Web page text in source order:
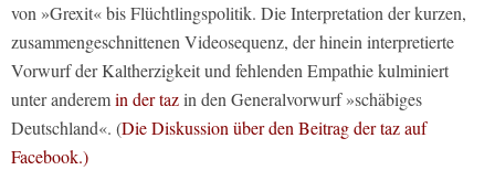
von »Grexit« bis Flüchtlingspolitik. Die Interpretation der kurzen,
zusammengeschnittenen Videosequenz, der hinein interpretierte
Vorwurf der Kaltherzigkeit und fehlenden Empathie kulminiert
unter anderemin der tazin den Generalvorwurf »schäbiges
Deutschland«. (Die Diskussion über den Beitrag der taz auf
Facebook.)